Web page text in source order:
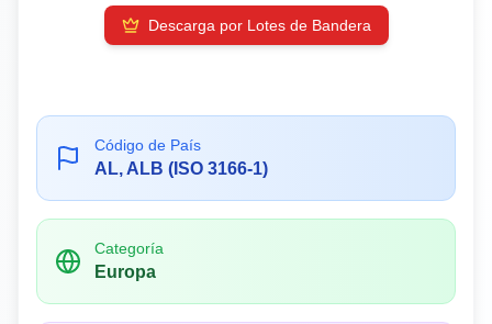
Descarga por Lotes de Bandera
Código de País
AL, ALB (ISO 3166-1)
Categoría
Europa